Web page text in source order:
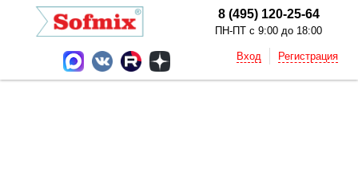
8 (495) 120-25-64
ПН-ПТ с 9:00 до 18:00
Вход Регистрация